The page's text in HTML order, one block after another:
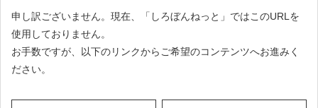
申し訳ございません。現在、「しろぼんねっと」ではこのURLを
使用しておりません。
お手数ですが、以下のリンクからご希望のコンテンツへお進みく
ださい。